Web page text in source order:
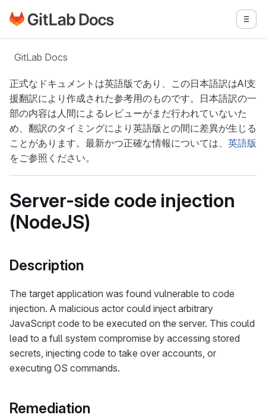
メインコンテンツにスキップ
GitLabドキュメントのホームページに移動 メニ
GitLab Docs
正式なドキュメントは英語版であり、この日本語訳はAI支
援翻訳により作成された参考用のものです。日本語訳の一
部の内容は人間によるレビューがまだ行われていないた
め、翻訳のタイミングにより英語版との間に差異が生じる
ことがあります。最新かつ正確な情報については、 英語版
をご参照ください。
Server-side code injection
(NodeJS)
Description
The target application was found vulnerable to code
injection. A malicious actor could inject arbitrary
JavaScript code to be executed on the server. This could
lead to a full system compromise by accessing stored
secrets, injecting code to take over accounts, or
executing OS commands.
Remediation